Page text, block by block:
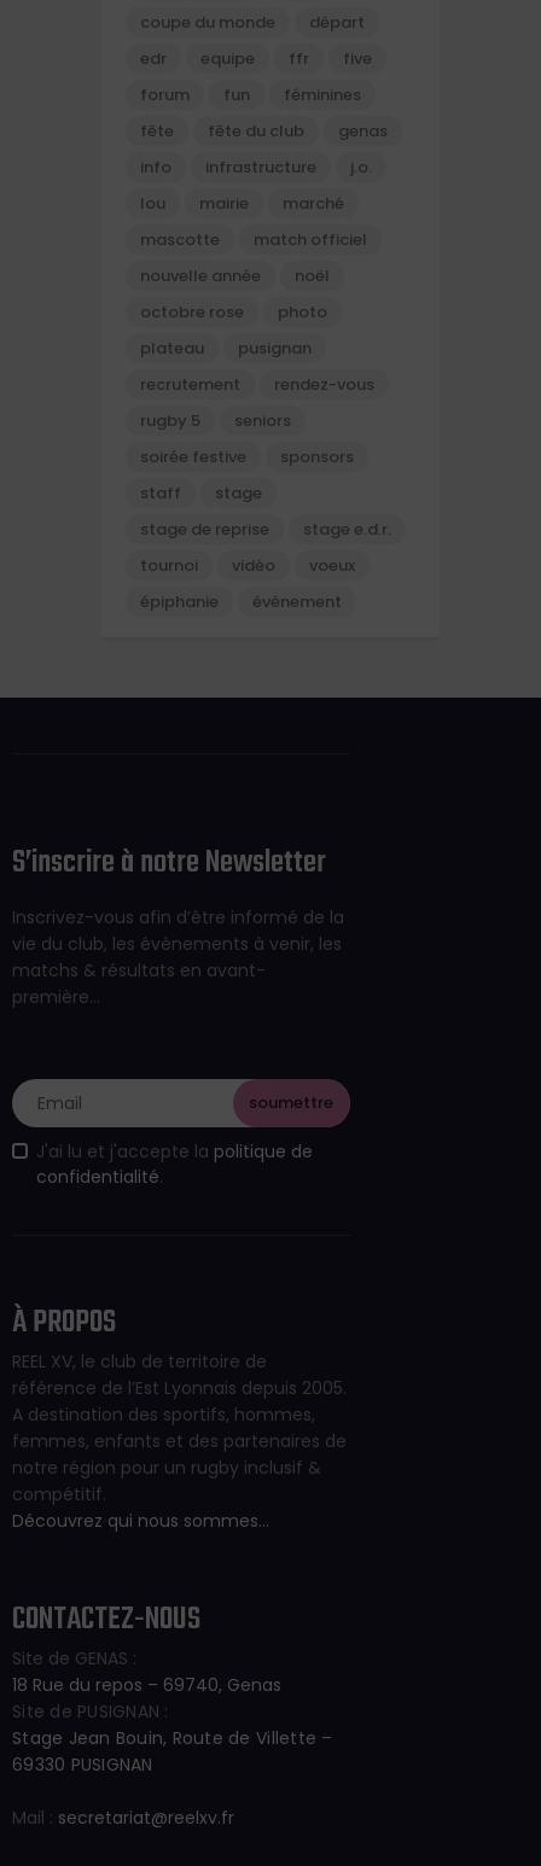
coupe du monde
départ
edr
equipe ffr
five
forum
fun
féminines
fête
fête du club
genas
info
infrastructure
j.o.
lou
mairie
marché
mascotte
match officiel
nouvelle année
noël
octobre rose
photo
plateau
pusignan
recrutement
rendez-vous
rugby 5
seniors
soirée festive
sponsors
staff
stage
stage de reprise
stage e.d.r.
tournoi
vidéo
voeux
épiphanie
évènement
S’inscrire à notre Newsletter
Inscrivez-vous afin d’être informé de la
vie du club, les évènements à venir, les
matchs & résultats en avant-
première…
J'ai lu et j'accepte la politique de
confidentialité.
À PROPOS
REEL XV, le club de territoire de
référence de l’Est Lyonnais depuis 2005.
A destination des sportifs, hommes,
femmes, enfants et des partenaires de
notre région pour un rugby inclusif &
compétitif.
Découvrez qui nous sommes…
CONTACTEZ-NOUS
Site de GENAS :
18 Rue du repos – 69740, Genas
Site de PUSIGNAN :
Stage Jean Bouin, Route de Villette –
69330 PUSIGNAN
Mail : secretariat@reelxv.fr